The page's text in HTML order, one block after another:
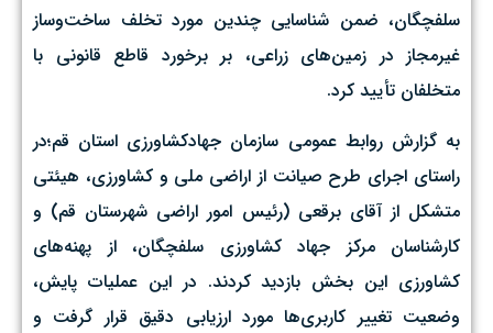
سلفچگان، ضمن شناسایی چندین مورد تخلف ساخت‌وساز
غیرمجاز در زمین‌های زراعی، بر برخورد قاطع قانونی با
متخلفان تأیید کرد. ‌
به گزارش روابط عمومی سازمان جهادکشاورزی استان قم؛در
راستای اجرای طرح صیانت از اراضی ملی و کشاورزی، هیئتی
متشکل از آقای برقعی (رئیس امور اراضی شهرستان قم) و
کارشناسان مرکز جهاد کشاورزی سلفچگان، از پهنه‌های
کشاورزی این بخش بازدید کردند. در این عملیات پایش،
وضعیت تغییر کاربری‌ها مورد ارزیابی دقیق قرار گرفت و